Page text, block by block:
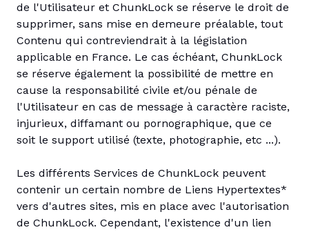
de l'Utilisateur et ChunkLock se réserve le droit de
supprimer, sans mise en demeure préalable, tout
Contenu qui contreviendrait à la législation
applicable en France. Le cas échéant, ChunkLock
se réserve également la possibilité de mettre en
cause la responsabilité civile et/ou pénale de
l'Utilisateur en cas de message à caractère raciste,
injurieux, diffamant ou pornographique, que ce
soit le support utilisé (texte, photographie, etc ...).
Les différents Services de ChunkLock peuvent
contenir un certain nombre de Liens Hypertextes*
vers d'autres sites, mis en place avec l'autorisation
de ChunkLock. Cependant, l'existence d'un lien